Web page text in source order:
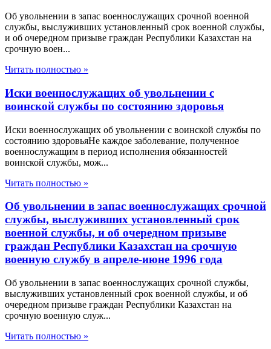
Об увольнении в запас военнослужащих срочной военной
службы, выслуживших установленный срок военной службы,
и об очередном призыве граждан Республики Казахстан на
срочную воен...
Читать полностью »
Иски военнослужащих об увольнении с
воинской службы по состоянию здоровья
Иски военнослужащих об увольнении с воинской службы по
состоянию здоровьяНе каждое заболевание, полученное
военнослужащим в период исполнения обязанностей
воинской службы, мож...
Читать полностью »
Об увольнении в запас военнослужащих срочной
службы, выслуживших установленный срок
военной службы, и об очередном призыве
граждан Республики Казахстан на срочную
военную службу в апреле-июне 1996 года
Об увольнении в запас военнослужащих срочной службы,
выслуживших установленный срок военной службы, и об
очередном призыве граждан Республики Казахстан на
срочную военную служ...
Читать полностью »